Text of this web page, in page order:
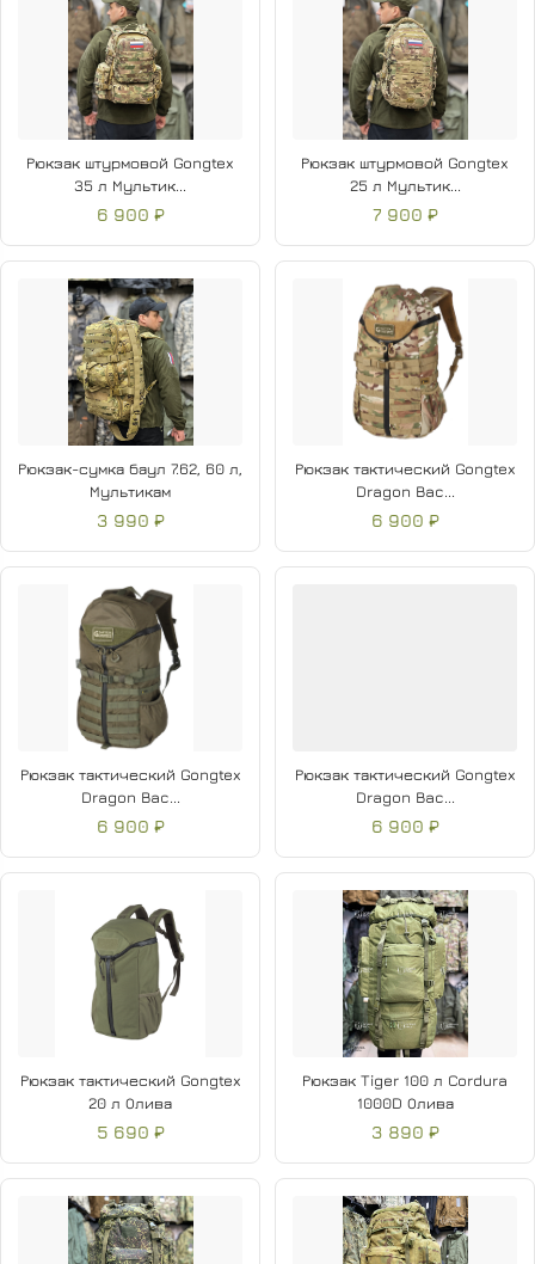
Рюкзак штурмовой Gongtex
35 л Мультик...
6 900 ₽
Рюкзак штурмовой Gongtex
25 л Мультик...
7 900 ₽
Рюкзак-сумка баул 7.62, 60 л,
Мультикам
3 990 ₽
Рюкзак тактический Gongtex
Dragon Bac...
6 900 ₽
Рюкзак тактический Gongtex
Dragon Bac...
6 900 ₽
Рюкзак тактический Gongtex
Dragon Bac...
6 900 ₽
Рюкзак тактический Gongtex
20 л Олива
5 690 ₽
Рюкзак Tiger 100 л Cordura
1000D Олива
3 890 ₽